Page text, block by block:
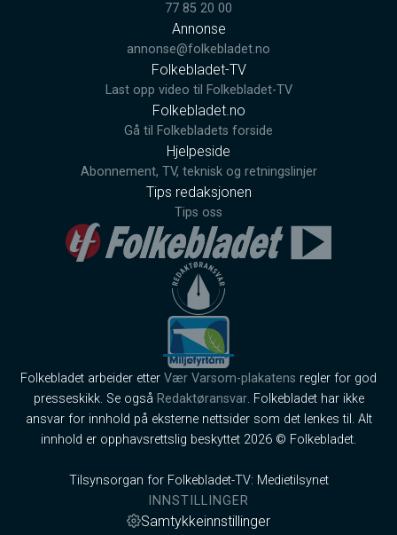
77 85 20 00
Annonse
annonse@folkebladet.no
Folkebladet-TV
Last opp video til Folkebladet-TV
Folkebladet.no
Gå til Folkebladets forside
Hjelpeside
Abonnement, TV, teknisk og retningslinjer
Tips redaksjonen
Tips oss
Folkebladet arbeider etter Vær Varsom-plakatens regler for god
presseskikk. Se også Redaktøransvar. Folkebladet har ikke
ansvar for innhold på eksterne nettsider som det lenkes til. Alt
innhold er opphavsrettslig beskyttet 2026 © Folkebladet.
Tilsynsorgan for Folkebladet-TV: Medietilsynet
INNSTILLINGER
Samtykkeinnstillinger